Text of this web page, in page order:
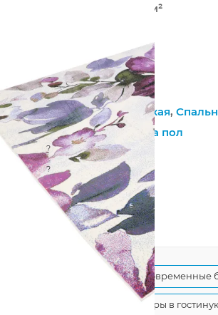
680 000 точек/м²
Hunnu
6A2359 001
Гостиная,Детская,
Для девочек,
На пол
?
Джутовая
?
Гладкий
160
230
шерстяные ковры Современные
на пол Современные ковры в